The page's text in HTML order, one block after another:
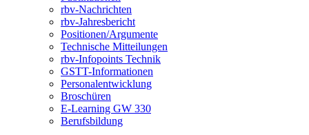
rbv-Nachrichten
rbv-Jahresbericht
Positionen/Argumente
Technische Mitteilungen
rbv-Infopoints Technik
GSTT-Informationen
Personalentwicklung
Broschüren
E-Learning GW 330
Berufsbildung